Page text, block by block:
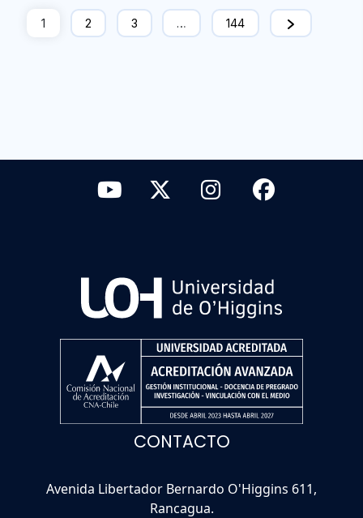
1 2 3 … 144
CONTACTO
Avenida Libertador Bernardo O'Higgins 611,
Rancagua.